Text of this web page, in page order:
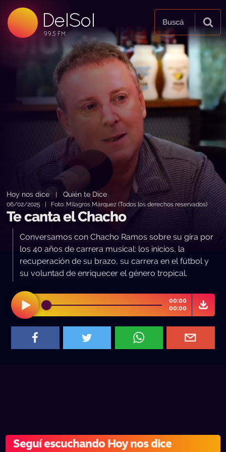
DelSol
99.5 FM
99.5 FM
99.5 FM
Buscá
Hoy nos dice |Quién te Dice
06/02/2025 | Foto: Milagros Márquez (Todos los derechos reservados)
Te canta el Chacho
Conversamos con Chacho Ramos sobre su gira por
los 40 años de carrera musical: los inicios, la
recuperación de su brazo, su carrera en el fútbol y
su voluntad de enriquecer el género tropical.
00:00
00:00
Seguí escuchando Hoy nos dice